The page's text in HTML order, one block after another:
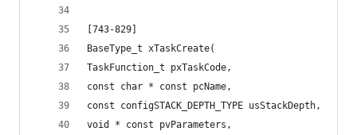
[743-829]
BaseType_t xTaskCreate(
TaskFunction_t pxTaskCode,
const char * const pcName,
const configSTACK_DEPTH_TYPE usStackDepth,
void * const pvParameters,